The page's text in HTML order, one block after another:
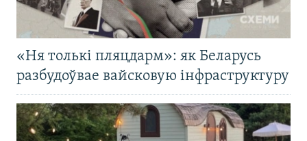
«Ня толькі пляцдарм»: як Беларусь
разбудоўвае вайсковую інфраструктуру